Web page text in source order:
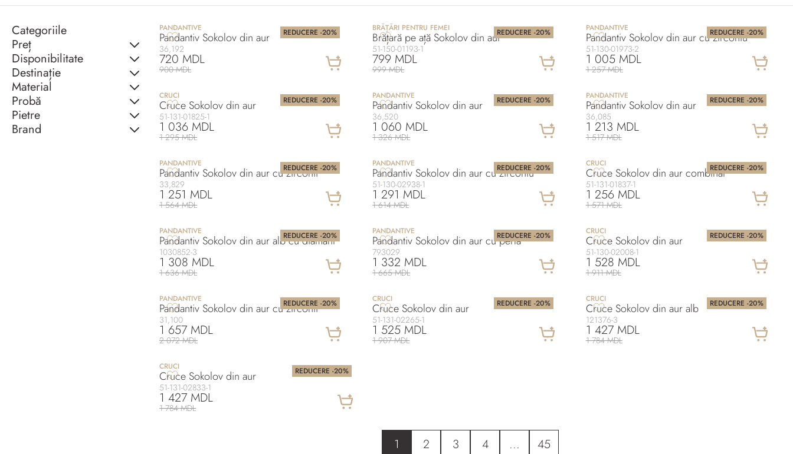
Categoriile
Preț
Disponibilitate
Destinație
Material
Probă
Pietre
Brand
REDUCERE -20%
PANDANTIVE
Pandantiv Sokolov din aur
36,192
720 MDL
900 MDL
REDUCERE -20%
BRĂȚĂRI PENTRU FEMEI
Brățară pe ață Sokolov din aur
51-150-01193-1
799 MDL
999 MDL
REDUCERE -20%
PANDANTIVE
Pandantiv Sokolov din aur cu zirconiu
51-130-01973-2
1 005 MDL
1 257 MDL
REDUCERE -20%
CRUCI
Cruce Sokolov din aur
51-131-01825-1
1 036 MDL
1 295 MDL
REDUCERE -20%
PANDANTIVE
Pandantiv Sokolov din aur
36,520
1 060 MDL
1 326 MDL
REDUCERE -20%
PANDANTIVE
Pandantiv Sokolov din aur
36,085
1 213 MDL
1 517 MDL
REDUCERE -20%
PANDANTIVE
Pandantiv Sokolov din aur cu zirconii
33,829
1 251 MDL
1 564 MDL
REDUCERE -20%
PANDANTIVE
Pandantiv Sokolov din aur cu zirconiu
51-130-02938-1
1 291 MDL
1 614 MDL
REDUCERE -20%
CRUCI
Cruce Sokolov din aur combinat
51-131-01837-1
1 256 MDL
1 571 MDL
REDUCERE -20%
PANDANTIVE
Pandantiv Sokolov din aur alb cu diamant
1030852-3
1 308 MDL
1 636 MDL
REDUCERE -20%
PANDANTIVE
Pandantiv Sokolov din aur cu perla
793029
1 332 MDL
1 665 MDL
REDUCERE -20%
CRUCI
Cruce Sokolov din aur
51-130-02008-1
1 528 MDL
1 911 MDL
REDUCERE -20%
PANDANTIVE
Pandantiv Sokolov din aur cu zirconii
31,100
1 657 MDL
2 072 MDL
REDUCERE -20%
CRUCI
Cruce Sokolov din aur
51-131-02265-1
1 525 MDL
1 907 MDL
REDUCERE -20%
CRUCI
Cruce Sokolov din aur alb
121376-3
1 427 MDL
1 784 MDL
REDUCERE -20%
CRUCI
Cruce Sokolov din aur
51-131-02833-1
1 427 MDL
1 784 MDL
1 2 3 4 ... 45